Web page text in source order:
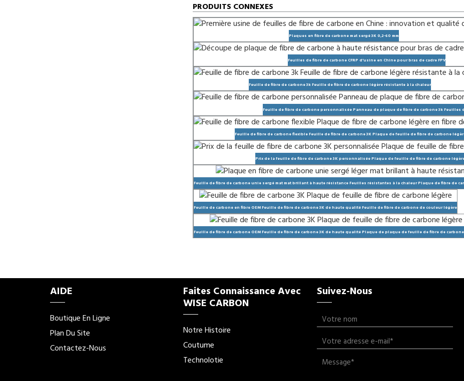
PRODUITS CONNEXES
Plaques en fibre de carbone mat sergé 3K 0,2-60 mm
Feuilles de fibre de carbone CFRP d’usine en Chine pour bras de cadre FPV
Feuille de fibre de carbone 3k Feuille de fibre de carbone légère résistante à la chaleur
Feuille de fibre de carbone personnalisée Panneau de plaque de fibre de carbone 3k Feuilles
Feuille de fibre de carbone flexible Feuille de fibre de carbone 3K Plaque de feuille de fibre de carbone
Prix de la feuille de fibre de carbone 3K personnalisée Plaque de feuille de fibre de carbone
Feuille de fibre de carbone unie sergé mat mat brillant à haute résistance Feuilles résistantes à la chaleur Plaque de fibre de
Feuille de carbone en fibre OEM Feuille de fibre de carbone 3K de haute qualité Feuille de fibre de carbone de couleur légère
Feuille de fibre de carbone OEM Feuille de fibre de carbone 3K de haute qualité Plaque de plaque de feuille de fibre de
AIDE
Boutique En Ligne
Plan Du Site
Contactez-Nous
Faites Connaissance Avec
WISE CARBON
Notre Histoire
Coutume
Technolotie
Suivez-Nous